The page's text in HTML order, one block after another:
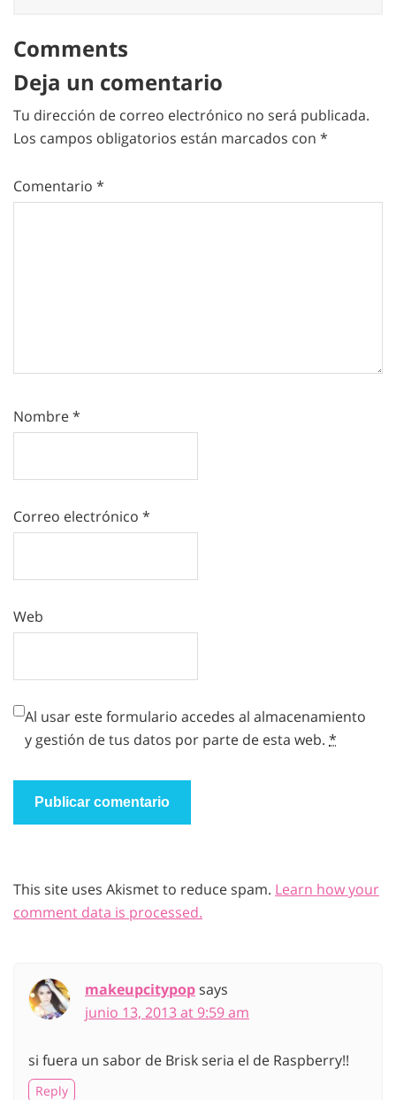
Comments
Deja un comentario
Tu dirección de correo electrónico no será publicada.
Los campos obligatorios están marcados con *
Comentario *
Nombre*
Correo electrónico *
Web
Al usar este formulario accedes al almacenamiento
y gestión de tus datos por parte de esta web. *
This site uses Akismet to reduce spam. Learn how your
comment data is processed.
makeupcitypopsays
junio 13, 2013 at 9:59 am
si fuera un sabor de Brisk seria el de Raspberry!!
Reply